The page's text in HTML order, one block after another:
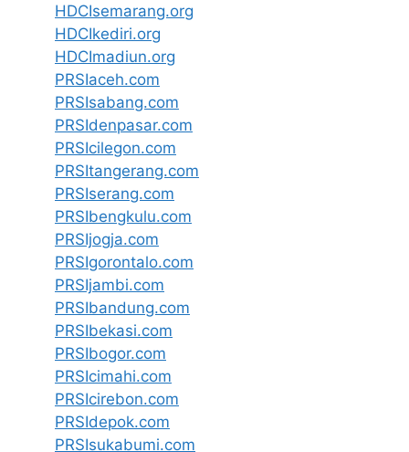
HDCIsemarang.org
HDCIkediri.org
HDCImadiun.org
PRSIaceh.com
PRSIsabang.com
PRSIdenpasar.com
PRSIcilegon.com
PRSItangerang.com
PRSIserang.com
PRSIbengkulu.com
PRSIjogja.com
PRSIgorontalo.com
PRSIjambi.com
PRSIbandung.com
PRSIbekasi.com
PRSIbogor.com
PRSIcimahi.com
PRSIcirebon.com
PRSIdepok.com
PRSIsukabumi.com